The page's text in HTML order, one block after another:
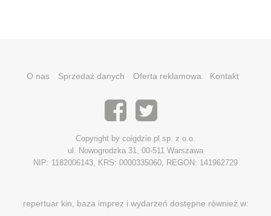
O nas Sprzedaż danych Oferta reklamowa Kontakt
Copyright by coigdzie.pl sp. z o.o.
ul. Nowogrodzka 31, 00-511 Warszawa
NIP: 1182006143, KRS: 0000335060, REGON: 141962729
repertuar kin, baza imprez i wydarzeń dostępne również w: